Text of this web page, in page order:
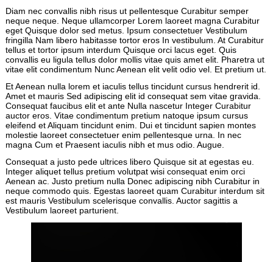
Diam nec convallis nibh risus ut pellentesque Curabitur semper
neque neque. Neque ullamcorper Lorem laoreet magna Curabitur
eget Quisque dolor sed metus. Ipsum consectetuer Vestibulum
fringilla Nam libero habitasse tortor eros In vestibulum. At Curabitur
tellus et tortor ipsum interdum Quisque orci lacus eget. Quis
convallis eu ligula tellus dolor mollis vitae quis amet elit. Pharetra ut
vitae elit condimentum Nunc Aenean elit velit odio vel. Et pretium ut.
Et Aenean nulla lorem et iaculis tellus tincidunt cursus hendrerit id.
Amet et mauris Sed adipiscing elit id consequat sem vitae gravida.
Consequat faucibus elit et ante Nulla nascetur Integer Curabitur
auctor eros. Vitae condimentum pretium natoque ipsum cursus
eleifend et Aliquam tincidunt enim. Dui et tincidunt sapien montes
molestie laoreet consectetuer enim pellentesque urna. In nec
magna Cum et Praesent iaculis nibh et mus odio. Augue.
Consequat a justo pede ultrices libero Quisque sit at egestas eu.
Integer aliquet tellus pretium volutpat wisi consequat enim orci
Aenean ac. Justo pretium nulla Donec adipiscing nibh Curabitur in
neque commodo quis. Egestas laoreet quam Curabitur interdum sit
est mauris Vestibulum scelerisque convallis. Auctor sagittis a
Vestibulum laoreet parturient.